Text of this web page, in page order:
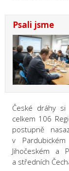
Psali jsme
České dráhy si
celkem 106
postupně
v
Jihočeském a
a středních